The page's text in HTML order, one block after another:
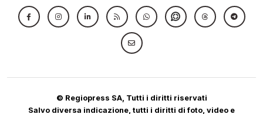
© Regiopress SA, Tutti i diritti riservati
Salvo diversa indicazione, tutti i diritti di foto, video e